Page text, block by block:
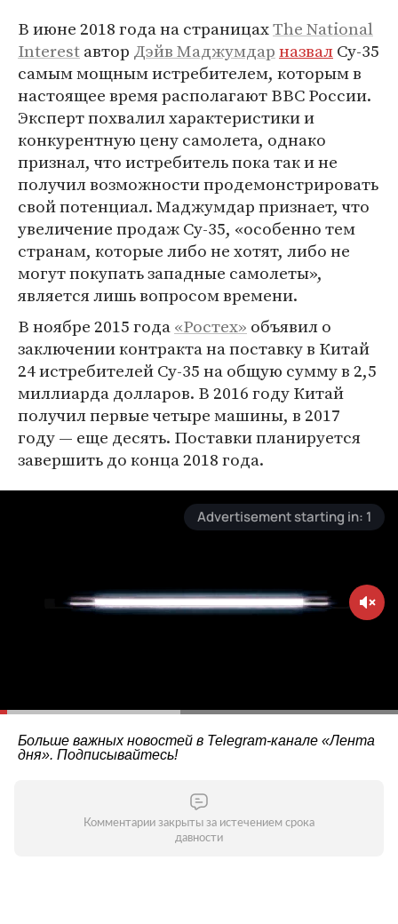
В июне 2018 года на страницахThe National
Interestавтор Дэйв МаджумдарназвалСу-35
самым мощным истребителем, которым в
настоящее время располагают ВВС России.
Эксперт похвалил характеристики и
конкурентную цену самолета, однако
признал, что истребитель пока так и не
получил возможности продемонстрировать
свой потенциал. Маджумдар признает, что
увеличение продаж Су-35, «особенно тем
странам, которые либо не хотят, либо не
могут покупать западные самолеты»,
является лишь вопросом времени.
В ноябре 2015 года«Ростех» объявил о
заключении контракта на поставку в Китай
24 истребителей Су-35 на общую сумму в 2,5
миллиарда долларов. В 2016 году Китай
получил первые четыре машины, в 2017
году — еще десять. Поставки планируется
завершить до конца 2018 года.
Больше важных новостей в Telegram-канале «Лента
дня». Подписывайтесь!
Комментарии закрыты за истечением срока
давности